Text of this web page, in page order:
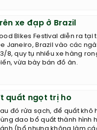
xe đạp ở Brazil
Bikes Festival diễn ra tại
Janeiro, Brazil vào các
8, quy tụ nhiều xe hàng
vừa bày bán đồ ăn.
quất ngọt trị ho
đó rửa sạch, để quất khô
dao bổ quất thành hình